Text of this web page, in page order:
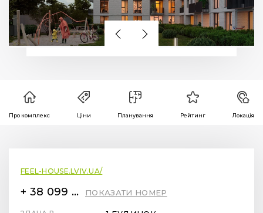
Про комплекс Ціни Планування Рейтинг Локація
FEEL-HOUSE.LVIV.UA/
+ 38 099 78 78 287 ПОКАЗАТИ НОМЕР